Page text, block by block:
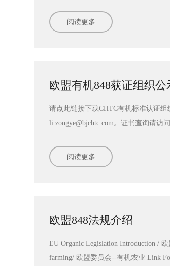
阅读更多
欧盟有机848获证组织公
请点此链接下载CHTC有机标准认证
li.zongye@bjchtc.com。证书查询请访问
阅读更多
欧盟848法规介绍
EU Organic Legislation Introduction /
farming/ 欧盟委员会--有机农业 Link